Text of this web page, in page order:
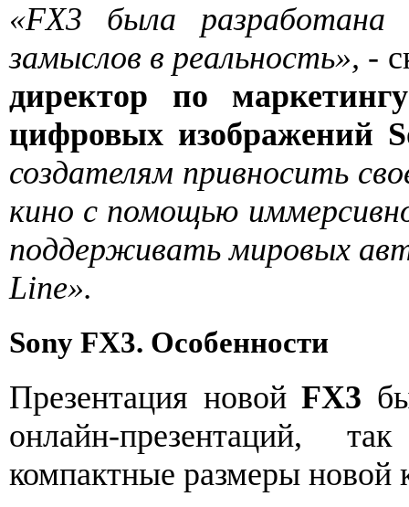
«FX3 была разработана
замыслов в реальность», -
директор по
цифровых изображений
создателям привносить
кино с помощью
поддерживать мировых
Line».
Sony FX3. Особенности
Презентация новойFX3
онлайн-презентаций,
компактные размеры